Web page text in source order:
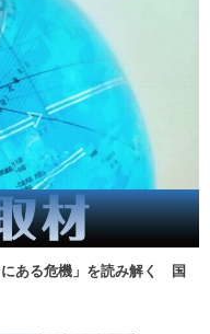
にある危機」を読み解く 国